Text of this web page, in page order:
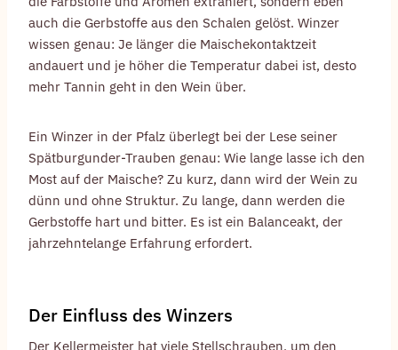
auch die Gerbstoffe aus den Schalen gelöst. Winzer
wissen genau: Je länger die Maischekontaktzeit
andauert und je höher die Temperatur dabei ist, desto
mehr Tannin geht in den Wein über.
Ein Winzer in der Pfalz überlegt bei der Lese seiner
Spätburgunder-Trauben genau: Wie lange lasse ich den
Most auf der Maische? Zu kurz, dann wird der Wein zu
dünn und ohne Struktur. Zu lange, dann werden die
Gerbstoffe hart und bitter. Es ist ein Balanceakt, der
jahrzehntelange Erfahrung erfordert.
Der Einfluss des Winzers
Der Kellermeister hat viele Stellschrauben, um den